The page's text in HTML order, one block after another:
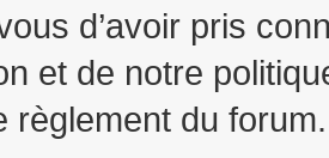
d’avoir pris
et de notre
règlement du forum.